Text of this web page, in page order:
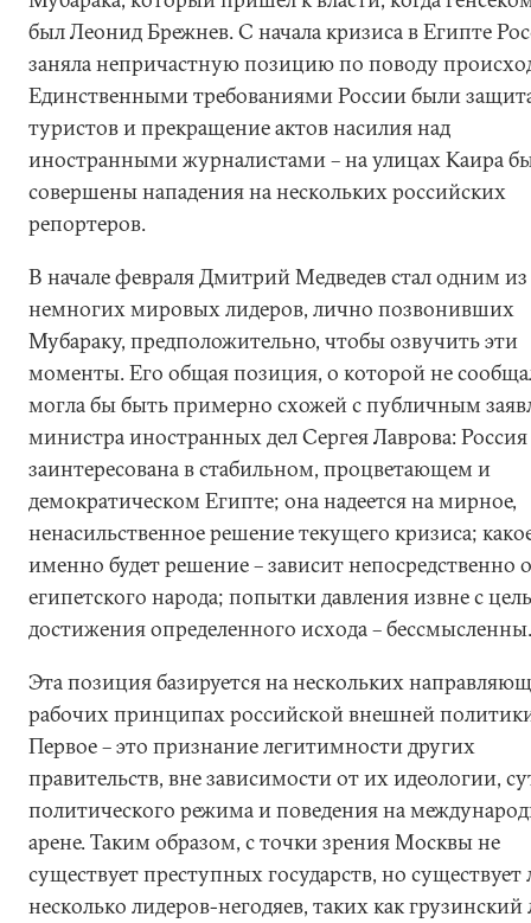
был Леонид Брежнев. С начала кризиса в Египте
заняла непричастную позицию по поводу
Единственными требованиями России были
туристов и прекращение актов насилия над
иностранными журналистами – на улицах Каира
совершены нападения на нескольких российских
репортеров.
В начале февраля Дмитрий Медведев стал одним из
немногих мировых лидеров, лично позвонивших
Мубараку, предположительно, чтобы озвучить эти
моменты. Его общая позиция, о которой не
могла бы быть примерно схожей с публичным
министра иностранных дел Сергея Лаврова: Россия
заинтересована в стабильном, процветающем и
демократическом Египте; она надеется на мирное,
ненасильственное решение текущего кризиса;
именно будет решение – зависит непосредственно
египетского народа; попытки давления извне с
достижения определенного исхода – бессмысленны.
Эта позиция базируется на нескольких
рабочих принципах российской внешней
Первое – это признание легитимности других
правительств, вне зависимости от их идеологии,
политического режима и поведения на
арене. Таким образом, с точки зрения Москвы не
существует преступных государств, но
несколько лидеров-негодяев, таких как грузинский